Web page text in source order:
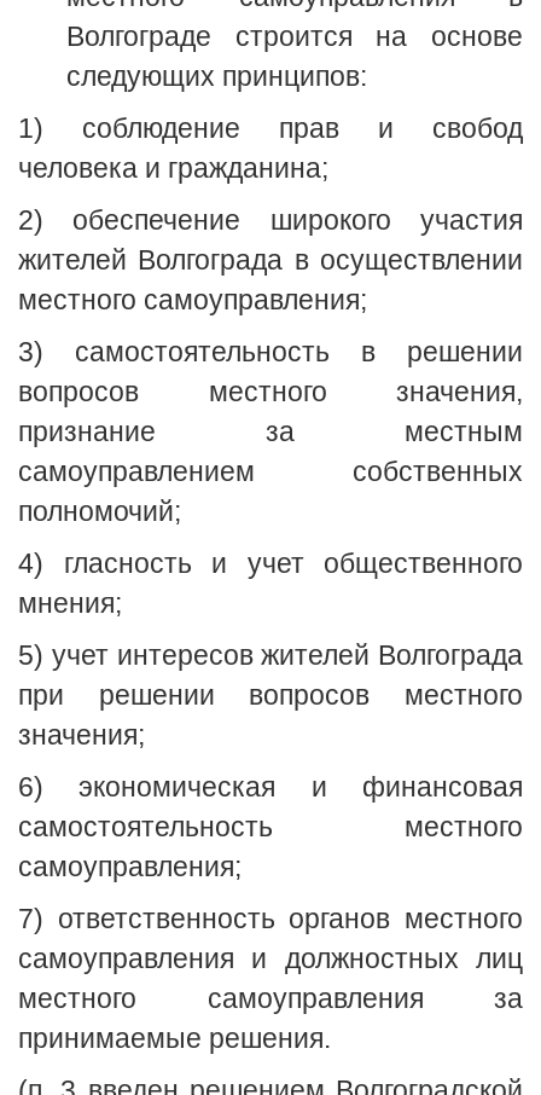
Волгограде строится на основе
следующих принципов:
1) соблюдение прав и свобод
человека и гражданина;
2) обеспечение широкого участия
жителей Волгограда в осуществлении
местного самоуправления;
3) самостоятельность в решении
вопросов местного значения,
признание за местным
самоуправлением собственных
полномочий;
4) гласность и учет общественного
мнения;
5) учет интересов жителей Волгограда
при решении вопросов местного
значения;
6) экономическая и финансовая
самостоятельность местного
самоуправления;
7) ответственность органов местного
самоуправления и должностных лиц
местного самоуправления за
принимаемые решения.